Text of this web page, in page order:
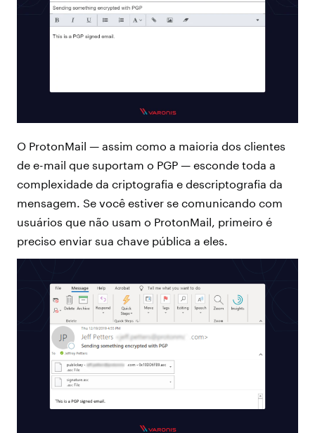
O ProtonMail — assim como a maioria dos clientes
de e-mail que suportam o PGP — esconde toda a
complexidade da criptografia e descriptografia da
mensagem. Se você estiver se comunicando com
usuários que não usam o ProtonMail, primeiro é
preciso enviar sua chave pública a eles.